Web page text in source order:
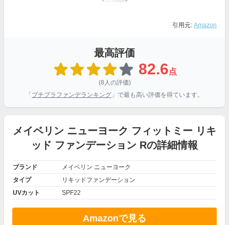
引用元: Amazon
最高評価
82.6点
(8人の評価)
「 プチプラファンデランキング 」で最も高い評価を得ています。
メイベリン ニューヨーク フィットミー リキ
ッド ファンデーション Rの詳細情報
ブランド
メイベリン ニューヨーク
タイプ
リキッドファンデーション
UVカット
SPF22
Amazonで見る